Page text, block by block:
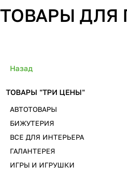
ТОВАРЫ ДЛЯ
Назад
ТОВАРЫ "ТРИ ЦЕНЫ"
АВТОТОВАРЫ
БИЖУТЕРИЯ
ВСЕ ДЛЯ ИНТЕРЬЕРА
ГАЛАНТЕРЕЯ
ИГРЫ И ИГРУШКИ